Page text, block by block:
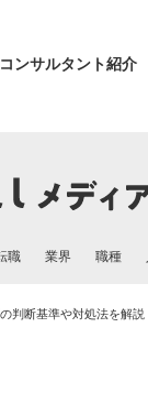
コンサルタント紹介
職 業界 職種
判断基準や対処法を解説